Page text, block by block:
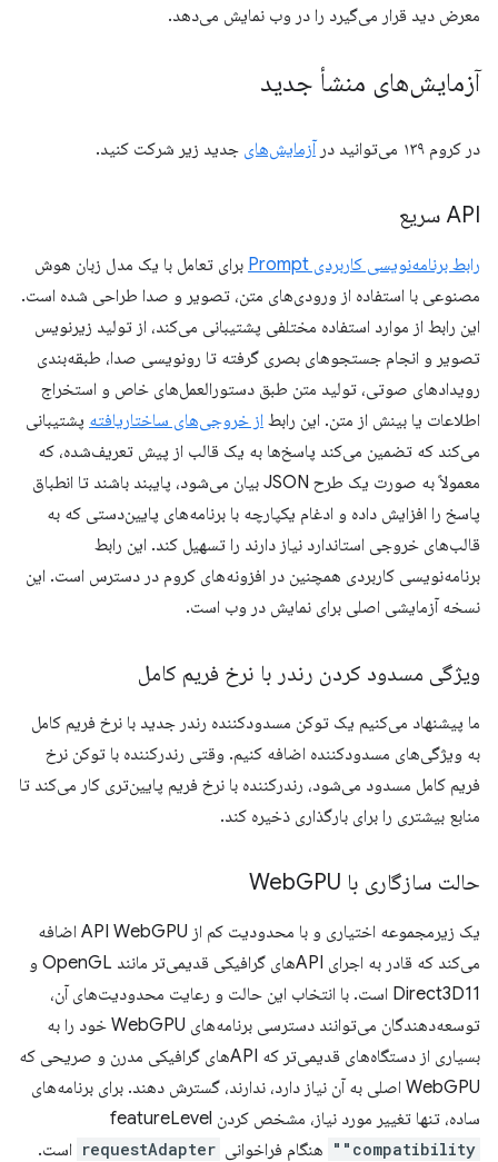
معرض دید قرار می‌گیرد را در وب نمایش می‌دهد.
آزمایش‌های منشأ جدید
در کروم ۱۳٩ می‌توانید در آزمایش‌های جدید زیر شرکت کنید.
API سریع
رابط برنامه‌نویسی کاربردی Prompt
برای تعامل با یک مدل زبان هوش
مصنوعی با استفاده از ورودی‌های متن، تصویر و صدا طراحی شده است.
این رابط از موارد استفاده مختلفی پشتیبانی می‌کند، از تولید زیرنویس
تصویر و انجام جستجوهای بصری گرفته تا رونویسی صدا، طبقه‌بندی
رویدادهای صوتی، تولید متن طبق دستورالعمل‌های خاص و استخراج
اطلاعات یا بینش از متن. این رابط از خروجی‌های ساختاریافته پشتیبانی
می‌کند که تضمین می‌کند پاسخ‌ها به یک قالب از پیش تعریف‌شده، که
معمولاً به صورت یک طرح JSON بیان می‌شود، پایبند باشند تا انطباق
پاسخ را افزایش داده و ادغام یکپارچه با برنامه‌های پایین‌دستی که به
قالب‌های خروجی استاندارد نیاز دارند را تسهیل کند. این رابط
برنامه‌نویسی کاربردی همچنین در افزونه‌های کروم در دسترس است. این
نسخه آزمایشی اصلی برای نمایش در وب است.
ویژگی مسدود کردن رندر با نرخ فریم کامل
ما پیشنهاد می‌کنیم یک توکن مسدودکننده رندر جدید با نرخ فریم کامل
به ویژگی‌های مسدودکننده اضافه کنیم. وقتی رندرکننده با توکن نرخ
فریم کامل مسدود می‌شود، رندرکننده با نرخ فریم پایین‌تری کار می‌کند تا
منابع بیشتری را برای بارگذاری ذخیره کند.
حالت سازگاری با Web GPU
یک زیرمجموعه اختیاری و با محدودیت کم از API WebGPU اضافه
می‌کند که قادر به اجرای APIهای گرافیکی قدیمی‌تر مانند OpenGL و
Direct3D11 است. با انتخاب این حالت و رعایت محدودیت‌های آن،
توسعه‌دهندگان می‌توانند دسترسی برنامه‌های WebGPU خود را به
بسیاری از دستگاه‌های قدیمی‌تر که APIهای گرافیکی مدرن و صریحی که
WebGPU اصلی به آن نیاز دارد، ندارند، گسترش دهند. برای برنامه‌های
ساده، تنها تغییر مورد نیاز، مشخص کردن featureLevel
"compatibility" هنگام فراخوانی requestAdapter است.